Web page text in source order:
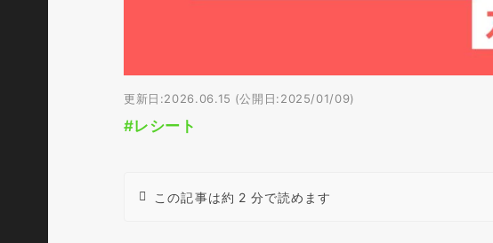
更新日:2026.06.15 (公開日:2025/01/09)
#レシート
この記事は約 2 分で読めます